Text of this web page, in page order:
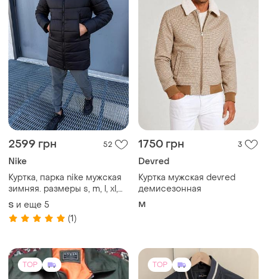
1500 грн
GUESS
L и еще
TOP
2800 грн
XL